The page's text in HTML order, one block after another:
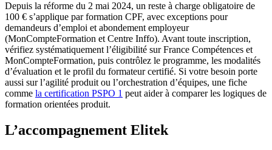
Depuis la réforme du 2 mai 2024, un reste à charge obligatoire de
100 € s’applique par formation CPF, avec exceptions pour
demandeurs d’emploi et abondement employeur
(MonCompteFormation et Centre Inffo). Avant toute inscription,
vérifiez systématiquement l’éligibilité sur France Compétences et
MonCompteFormation, puis contrôlez le programme, les modalités
d’évaluation et le profil du formateur certifié. Si votre besoin porte
aussi sur l’agilité produit ou l’orchestration d’équipes, une fiche
comme la certification PSPO 1 peut aider à comparer les logiques de
formation orientées produit.
L’accompagnement Elitek